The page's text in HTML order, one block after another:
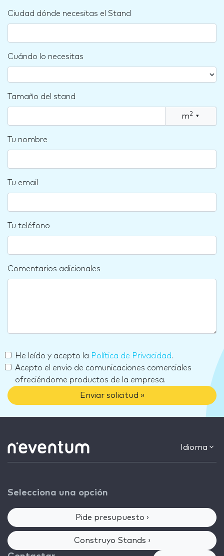
Ciudad dónde necesitas el Stand
Cuándo lo necesitas
Tamaño del stand
m2 ▾
Tu nombre
Tu email
Tu teléfono
Comentarios adicionales
He leído y acepto la Política de Privacidad.
Acepto el envio de comunicaciones comerciales
ofreciéndome productos de la empresa.
Enviar solicitud »
Idioma
Selecciona una opción
Pide presupuesto ›
Construyo Stands ›